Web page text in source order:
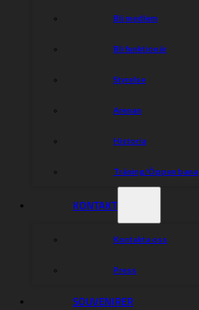
Bli medlem
Bli funktionär
Styrelse
Arenan
Historia
Träning/Öppen bana
KONTAKT
Kontakta oss
Press
SOUVENIRER